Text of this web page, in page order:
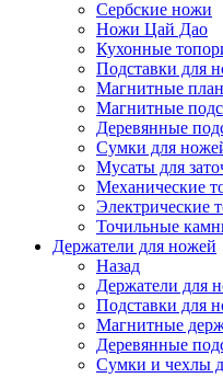
Сербские ножи
Ножи Цай Дао
Кухонные
Подставки для
Магнитные
Магнитные
Деревянные
Сумки для
Мусаты для
Механические
Электрические
Точильные
Держатели для ножей
Назад
Держатели для
Подставки для
Магнитные
Деревянные
Сумки и чехлы